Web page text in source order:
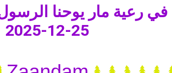
رعية مار يوحنا
25-12-2025